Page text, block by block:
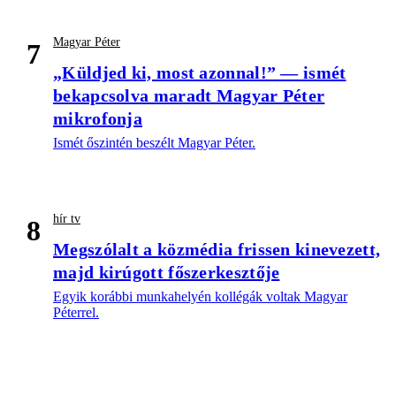
7 Magyar Péter
„Küldjed ki, most azonnal!” — ismét
bekapcsolva maradt Magyar Péter
mikrofonja
Ismét őszintén beszélt Magyar Péter.
8 hír tv
Megszólalt a közmédia frissen kinevezett,
majd kirúgott főszerkesztője
Egyik korábbi munkahelyén kollégák voltak Magyar
Péterrel.